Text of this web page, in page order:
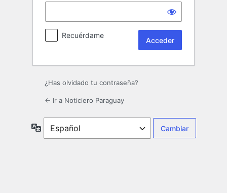
Recuérdame
¿Has olvidado tu contraseña?
← Ir a Noticiero Paraguay
Idioma